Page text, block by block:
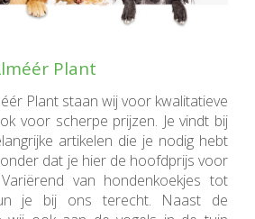
Plant
Plant staan wij voor kwalitatieve
voor scherpe prijzen. Je vindt bij
artikelen die je nodig hebt
dat je hier de hoofdprijs voor
van hondenkoekjes tot
je bij ons terecht. Naast de